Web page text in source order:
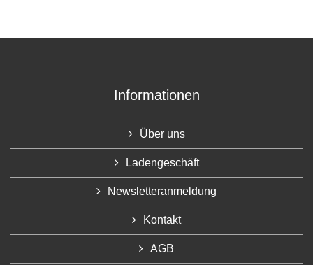
Informationen
Über uns
Ladengeschäft
Newsletteranmeldung
Kontakt
AGB